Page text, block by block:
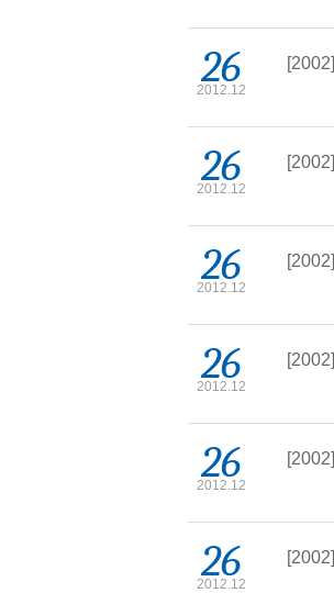
26
2012.12
26
2012.12
26
2012.12
26
2012.12
26
2012.12
26
2012.12